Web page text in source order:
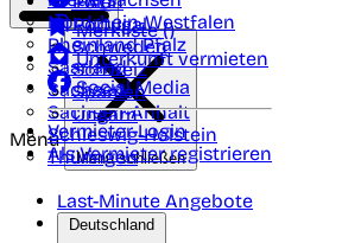
Nordrhein-Westfalen
Rheinland Pfalz
Saarland
Sachsen
Sachsen-Anhalt
Schleswig-Holstein
Thüringen
Portugal
Schweden
Schweiz
Spanien
Ungarn
Merkliste ()
Unterkunft vermieten
Social Media
Vermieter-Login
Als Vermieter registrieren
Menü
Menü schließen
Last-Minute Angebote
Deutschland